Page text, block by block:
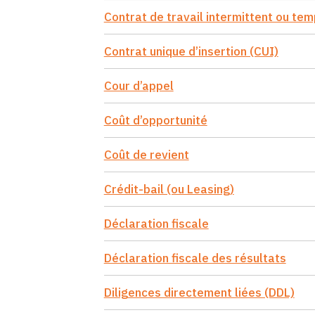
Contrat de travail intermittent ou
Contrat unique d’insertion (CUI)
Cour d’appel
Coût d’opportunité
Coût de revient
Crédit-bail (ou Leasing)
Déclaration fiscale
Déclaration fiscale des résultats
Diligences directement liées (DDL)